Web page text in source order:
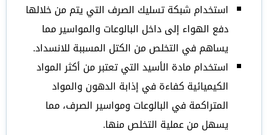
استخدام شبكة تسليك الصرف التي يتم من خلالها
دفع الهواء إلى داخل البالوعات والمواسير مما
يساهم في التخلص من الكتل المسببة للانسداد.
استخدام مادة الأسيد التي تعتبر من أكثر المواد
الكيميائية كفاءة في إذابة الدهون والمواد
المتراكمة في البالوعات ومواسير الصرف، مما
يسهل من عملية التخلص منها.